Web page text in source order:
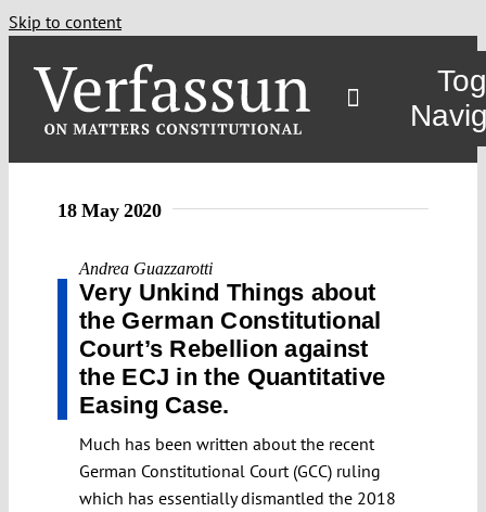
Skip to content
18 May 2020
Andrea Guazzarotti
Very Unkind Things about
the German Constitutional
Court’s Rebellion against
the ECJ in the Quantitative
Easing Case.
Much has been written about the recent
German Constitutional Court (GCC) ruling
which has essentially dismantled the 2018